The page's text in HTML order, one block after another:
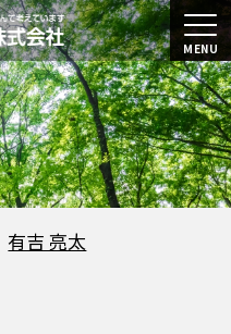
MENU
有吉 亮太